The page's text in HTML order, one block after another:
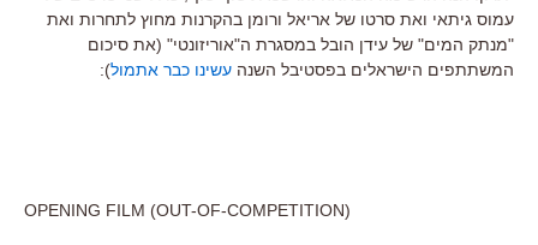
עמוס גיתאי ואת סרטו של אריאל ורומן בהקרנות מחוץ לתחרות ואת
"מנתק המים" של עידן הובל במסגרת ה"אוריזונטי" (את סיכום
המשתתפים הישראלים בפסטיבל השנה עשינו כבר אתמול):
OPENING FILM (OUT-OF-COMPETITION)